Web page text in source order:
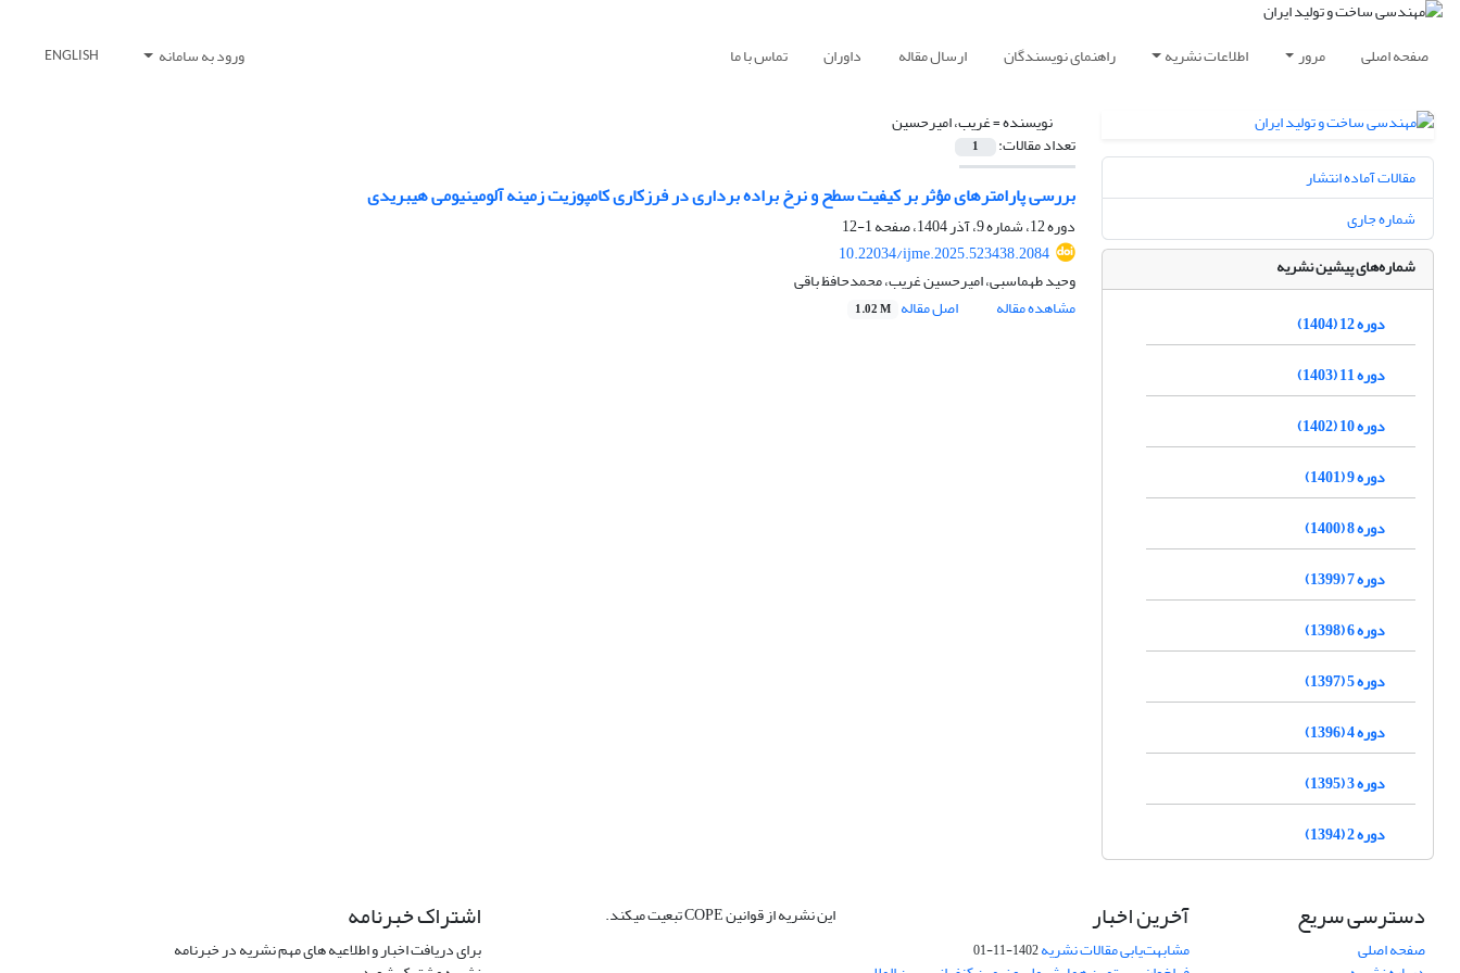
صفحه اصلی مرور اطلاعات نشریه راهنمای نویسندگان ارسال مقاله داوران تماس با ما ورود به سامانه ENGLISH
نویسنده =غریب، امیرحسین
تعداد مقالات: 1
بررسی پارامترهای مؤثر بر کیفیت سطح و نرخ براده برداری در فرزکاری کامپوزیت زمینه آلومینیومی هیبریدی
دوره 12، شماره 9، آذر 1404، صفحه
1-12
10.22034/ijme.2025.523438.2084
وحید طهماسبی، امیرحسین غریب، محمدحافظ باقی
مشاهده مقاله
اصل مقاله 1.02 M
مقالات آماده انتشار
شماره جاری
شماره‌های پیشین نشریه
دوره 12 (1404)
دوره 11 (1403)
دوره 10 (1402)
دوره 9 (1401)
دوره 8 (1400)
دوره 7 (1399)
دوره 6 (1398)
دوره 5 (1397)
دوره 4 (1396)
دوره 3 (1395)
دوره 2 (1394)
دسترسی سریع
صفحه اصلی
آخرین اخبار
مشابهت‌یابی مقالات نشریه1402-11-01
این نشریه از قوانین COPE تبعیت میکند. اشتراک خبرنامه
برای دریافت اخبار و اطلاعیه های مهم نشریه در خبرنامه